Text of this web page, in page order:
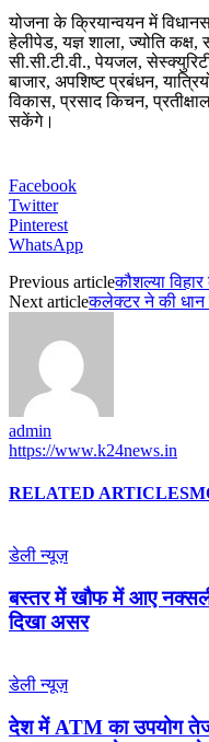
योजना के क्रियान्वयन में
हेलीपेड, यज्ञ शाला, ज्योति कक्ष,
सी.सी.टी.वी., पेयजल,
बाजार, अपशिष्ट प्रबंधन,
विकास, प्रसाद किचन,
सकेंगे।
Facebook
Twitter
Pinterest
WhatsApp
Previous articleकौशल्या
Next articleकलेक्टर ने की धान
admin
https://www.k24news.in
RELATED ARTICLES
डेली न्यूज़
बस्तर में खौफ में आए
दिखा असर
डेली न्यूज़
देश में ATM का उपयोग